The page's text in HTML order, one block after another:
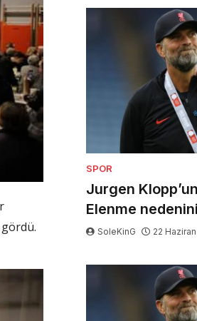
SPOR
Jurgen
Elenme
SoleKinG 22